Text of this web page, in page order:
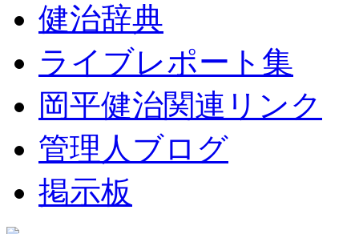
健治辞典
ライブレポート集
岡平健治関連リンク
管理人ブログ
掲示板